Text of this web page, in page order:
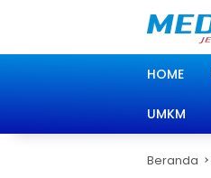
HOME
UMKM
Beranda